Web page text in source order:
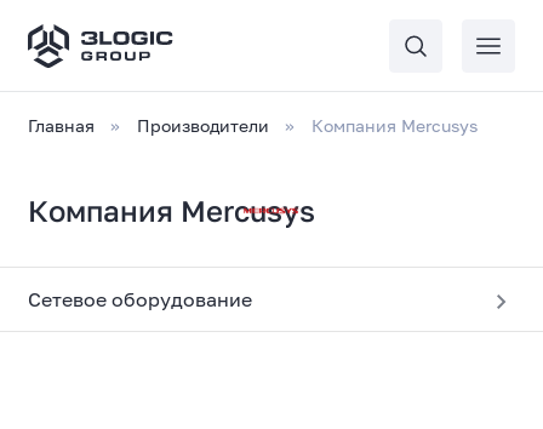
Главная Производители Компания Mercusys
Компания Mercusys
Сетевое оборудование